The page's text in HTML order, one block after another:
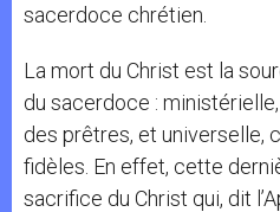
sacerdoce chrétien.
La mort du Christ est la
du sacerdoce :
des prêtres, et universelle,
fidèles. En effet, cette
sacrifice du Christ qui, dit